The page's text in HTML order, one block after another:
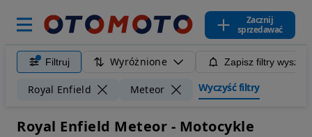
Zacznij
sprzedawać
Filtruj Wyróżnione Zapisz filtry
Royal Enfield Meteor Wyczyść filtry
Royal Enfield Meteor - Motocykle